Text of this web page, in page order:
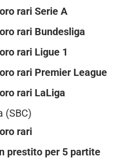
rari Serie A
rari Bundesliga
rari Ligue 1
rari Premier League
rari LaLiga
(SBC)
rari
prestito per 5 partite